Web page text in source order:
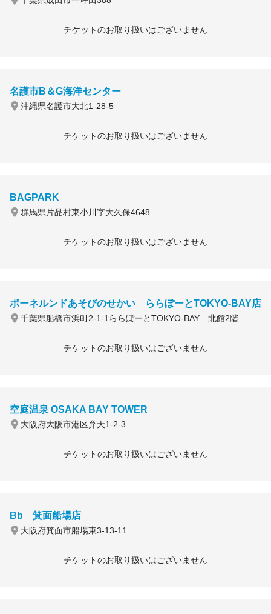
チケットのお取り扱いはございません
名護市B＆G海洋センター
沖縄県名護市大北1-28-5
チケットのお取り扱いはございません
BAGPARK
群馬県片品村東小川字大久保4648
チケットのお取り扱いはございません
ボーネルンドあそびのせかい ららぽーとTOKYO-BAY店
千葉県船橋市浜町2-1-1ららぽーとTOKYO-BAY 北館2階
チケットのお取り扱いはございません
空庭温泉 OSAKA BAY TOWER
大阪府大阪市港区弁天1-2-3
チケットのお取り扱いはございません
Bb 箕面船場店
大阪府箕面市船場東3-13-11
チケットのお取り扱いはございません